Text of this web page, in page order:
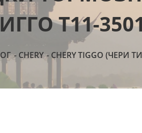
T11-
CHERY CHERY TIGGO (ЧЕРИ